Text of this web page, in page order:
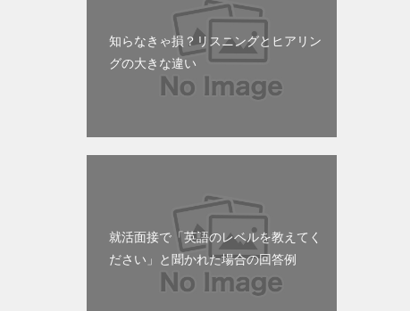
知らなきゃ損？リスニングとヒアリン
グの大きな違い
就活面接で「英語のレベルを教えてく
ださい」と聞かれた場合の回答例